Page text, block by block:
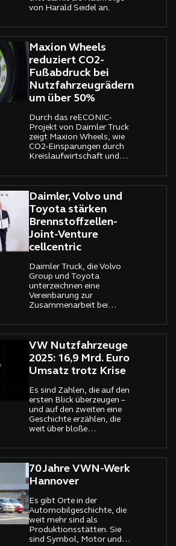
von Harald Seidel an.
Maxion Wheels
reduziert CO2-
Fußabdruck bei
Nutzfahrzeugrädern
um über 50%
Durch das reECONIC-
Projekt von Daimler Truck
zeigt Maxion Wheels, wie
CO2-Einsparungen durch
Kreislaufwirtschaft und
möglich sind.
Daimler, Volvo und
Toyota stärken
Brennstoffzellen-
Joint-Venture
cellcentric
Daimler Truck, die Volvo
Group und Toyota
unterzeichnen eine
Vereinbarung zur
Zusammenarbeit bei
Brennstoffzellensysteme
für schwere Nutzfahrzeuge
zu entwickeln.
VW Nutzfahrzeuge
2025: 16,9 Mrd. Euro
Umsatz trotz Krise
Es sind Zahlen, die auf den
ersten Blick überzeugen –
und auf den zweiten eine
Geschichte erzählen, die
weit über bloße
hinausgeht. Volkswagen
Nutzfahrzeuge (VWN) hat
im Geschäftsjahr 2025 den
Umsatz auf 16,9 Milliarden
Euro gesteigert, ein Plus
von elf Prozent.
70 Jahre VWN-Werk
Hannover
Es gibt Orte in der
Automobilgeschichte, die
weit mehr sind als
Produktionsstätten. Sie
sind Symbol, Motor und